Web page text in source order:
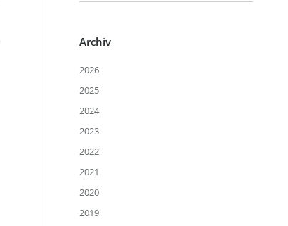
Archiv
2026
2025
2024
2023
2022
2021
2020
2019